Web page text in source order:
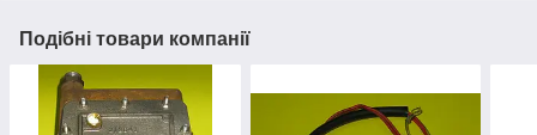
Подібні товари компанії